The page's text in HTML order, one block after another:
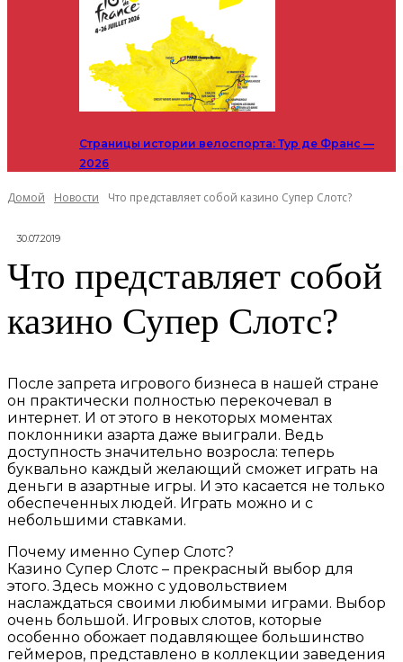
Страницы истории велоспорта: Тур де Франс —
2026
Домой Новости Что представляет собой казино Супер Слотс?
30.07.2019
Что представляет собой
казино Супер Слотс?
После запрета игрового бизнеса в нашей стране
он практически полностью перекочевал в
интернет. И от этого в некоторых моментах
поклонники азарта даже выиграли. Ведь
доступность значительно возросла: теперь
буквально каждый желающий сможет играть на
деньги в азартные игры. И это касается не только
обеспеченных людей. Играть можно и с
небольшими ставками.
Почему именно Супер Слотс?
Казино Супер Слотс – прекрасный выбор для
этого. Здесь можно с удовольствием
наслаждаться своими любимыми играми. Выбор
очень большой. Игровых слотов, которые
особенно обожает подавляющее большинство
геймеров, представлено в коллекции заведения